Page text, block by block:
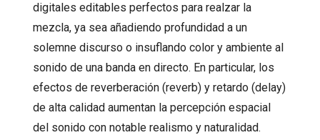
digitales editables perfectos para realzar la
mezcla, ya sea añadiendo profundidad a un
solemne discurso o insuflando color y ambiente al
sonido de una banda en directo. En particular, los
efectos de reverberación (reverb) y retardo (delay)
de alta calidad aumentan la percepción espacial
del sonido con notable realismo y naturalidad.